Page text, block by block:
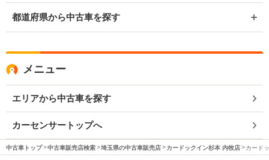
都道府県から中古車を探す
メニュー
エリアから中古車を探す
カーセンサートップへ
中古車トップ 中古車販売店検索 埼玉県の中古車販売店 カードックイン杉本 内牧店 カード